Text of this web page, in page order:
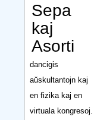
Sepa
kaj
Asorti
dancigis
aŭskultantojn kaj
en fizika kaj en
virtuala kongresoj.